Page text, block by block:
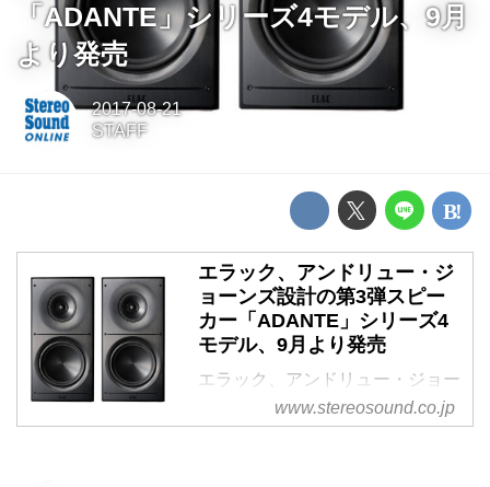
「ADANTE」シリーズ4モデル、9月
より発売
2017-08-21
STAFF
エラック、アンドリュー・ジ
ョーンズ設計の第3弾スピー
カー「ADANTE」シリーズ4
モデル、9月より発売
エラック、アンドリュー・ジョー
ンズ設計の第3弾スピーカー
「ADANTE」シリーズ4モデル、
www.stereosound.co.jp